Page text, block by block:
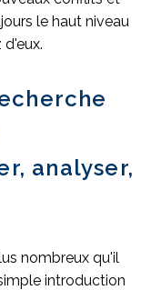
le haut niveau
analyser,
nombreux qu'il
introduction